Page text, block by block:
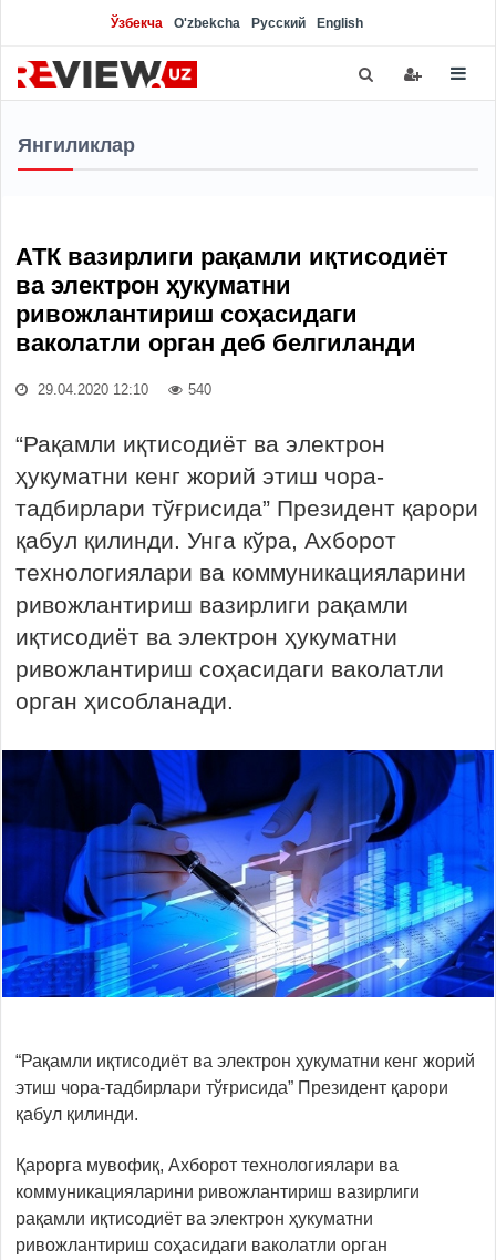
Ўзбекча O'zbekcha Русский English
Янгиликлар
АТК вазирлиги рақамли иқтисодиёт
ва электрон ҳукуматни
ривожлантириш соҳасидаги
ваколатли орган деб белгиланди
29.04.2020 12:10 540
“Рақамли иқтисодиёт ва электрон
ҳукуматни кенг жорий этиш чора-
тадбирлари тўғрисида” Президент қарори
қабул қилинди. Унга кўра, Ахборот
технологиялари ва коммуникацияларини
ривожлантириш вазирлиги рақамли
иқтисодиёт ва электрон ҳукуматни
ривожлантириш соҳасидаги ваколатли
орган ҳисобланади.
“Рақамли иқтисодиёт ва электрон ҳукуматни кенг жорий
этиш чора-тадбирлари тўғрисида” Президент қарори
қабул қилинди.
Қарорга мувофиқ, Ахборот технологиялари ва
коммуникацияларини ривожлантириш вазирлиги
рақамли иқтисодиёт ва электрон ҳукуматни
ривожлантириш соҳасидаги ваколатли орган